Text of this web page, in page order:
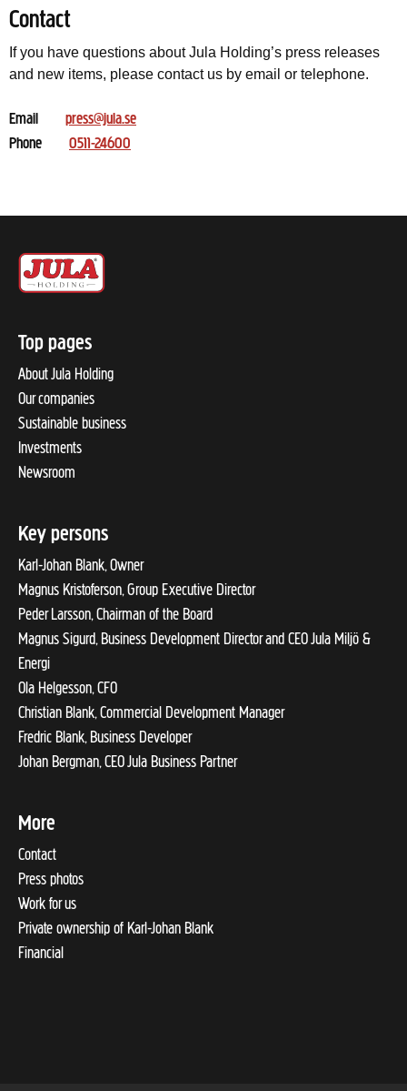
Contact
If you have questions about Jula Holding’s press releases
and new items, please contact us by email or telephone.
Email
press@jula.se
Phone
0511-24600
Top pages
About Jula Holding
Our companies
Sustainable business
Investments
Newsroom
Key persons
Karl-Johan Blank, Owner
Magnus Kristoferson, Group Executive Director
Peder Larsson, Chairman of the Board
Magnus Sigurd, Business Development Director and CEO Jula Miljö &
Energi
Ola Helgesson, CFO
Christian Blank, Commercial Development Manager
Fredric Blank, Business Developer
Johan Bergman, CEO Jula Business Partner
More
Contact
Press photos
Work for us
Private ownership of Karl-Johan Blank
Financial